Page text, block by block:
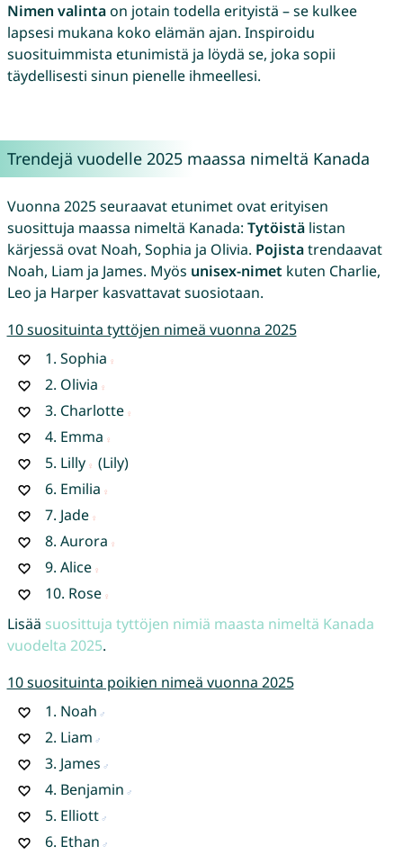
Nimen valintaon jotain todella erityistä – se kulkee
lapsesi mukana koko elämän ajan. Inspiroidu
suosituimmista etunimistä ja löydä se, joka sopii
täydellisesti sinun pienelle ihmeellesi.
Trendejä vuodelle 2025 maassa nimeltä Kanada
Vuonna 2025 seuraavat etunimet ovat erityisen
suosittuja maassa nimeltä Kanada: Tytöistälistan
kärjessä ovat Noah, Sophia ja Olivia. Pojistatrendaavat
Noah, Liam ja James. Myös unisex-nimet kuten Charlie,
Leo ja Harper kasvattavat suosiotaan.
10 suosituinta tyttöjen nimeä vuonna 2025
1. Sophia
2. Olivia
3. Charlotte
4. Emma
5. Lilly
(Lily)
6. Emilia
7. Jade
8. Aurora
9. Alice
10. Rose
Lisää suosittuja tyttöjen nimiä maasta nimeltä Kanada
vuodelta 2025.
10 suosituinta poikien nimeä vuonna 2025
1. Noah
2. Liam
3. James
4. Benjamin
5. Elliott
6. Ethan